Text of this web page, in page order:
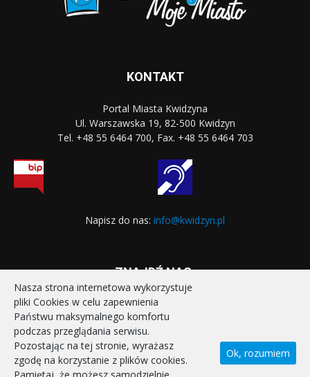
KONTAKT
Portal Miasta Kwidzyna
Ul. Warszawska 19, 82-500 Kwidzyn
Tel. +48 55 6464 700, Fax. +48 55 6464 703
Napisz do nas: info@kwidzyn.pl
ZNAJDŹ NAS:
STRONA GŁÓWNA
REALIZOWANE PROJEKTY
Nasza strona internetowa wykorzystuje
pliki Cookies w celu zapewnienia
Państwu maksymalnego komfortu
podczas przeglądania serwisu.
Pozostając na tej stronie, wyrażasz
zgodę na korzystanie z plików cookies.
Ok, rozumiem